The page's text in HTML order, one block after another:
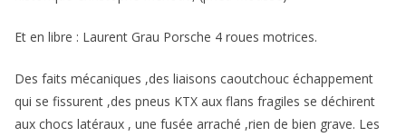
Et en libre : Laurent Grau Porsche 4 roues motrices.
Des faits mécaniques ,des liaisons caoutchouc échappement
qui se fissurent ,des pneus KTX aux flans fragiles se déchirent
aux chocs latéraux , une fusée arraché ,rien de bien grave. Les